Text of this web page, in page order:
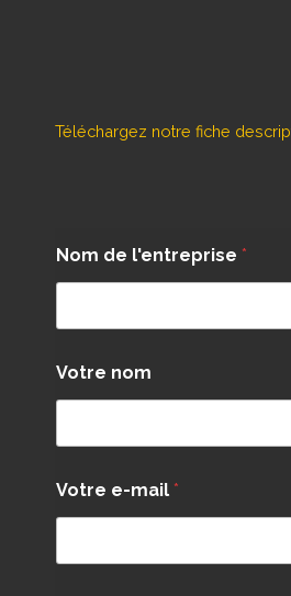
Téléchargez notre fiche
Nom de l'entreprise *
Votre nom
Votre e-mail *